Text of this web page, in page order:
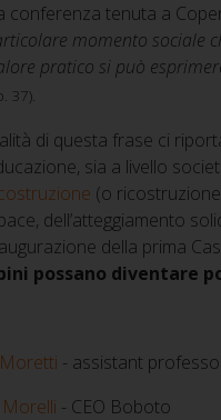
conferenza tenuta a
momento sociale
pratico si può
37).
di questa frase ci
sia a livello
(o
dell’atteggiamento
della prima
possano diventare
- assistant
- CEO Boboto